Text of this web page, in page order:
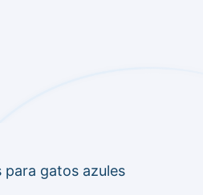
gatos azules